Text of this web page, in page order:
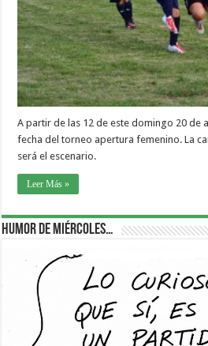
A partir de las 12 de este domingo 20 de
fecha del torneo apertura femenino. La
será el escenario.
Leer Más »
Humor de Miércoles…